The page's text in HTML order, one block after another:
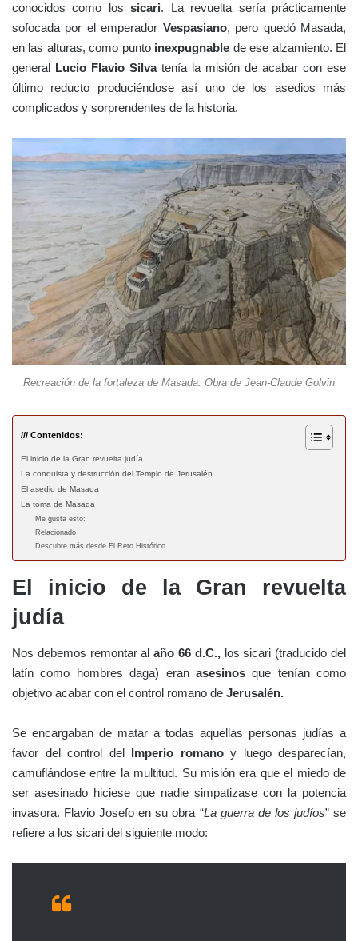
conocidos como lossicari. La revuelta sería prácticamente
sofocada por el emperador Vespasiano, pero quedó Masada,
en las alturas, como punto inexpugnable de ese alzamiento. El
general Lucio Flavio Silvatenía la misión de acabar con ese
último reducto produciéndose así uno de los asedios más
complicados y sorprendentes de la historia.
Recreación de la fortaleza de Masada. Obra de Jean-Claude Golvin
/// Contenidos:
El inicio de la Gran revuelta judía
La conquista y destrucción del Templo de Jerusalén
El asedio de Masada
La toma de Masada
Me gusta esto:
Relacionado
Descubre más desde El Reto Histórico
El inicio de la Gran revuelta
judía
Nos debemos remontar alaño 66 d.C.,los sicari (traducido del
latín como hombres daga) eran asesinosque tenían como
objetivo acabar con el control romano de Jerusalén.
Se encargaban de matar a todas aquellas personas judías a
favor del control del Imperio romanoy luego desparecían,
camuflándose entre la multitud. Su misión era que el miedo de
ser asesinado hiciese que nadie simpatizase con la potencia
invasora. Flavio Josefo en su obra “La guerra de los judíos” se
refiere a los sicari del siguiente modo: